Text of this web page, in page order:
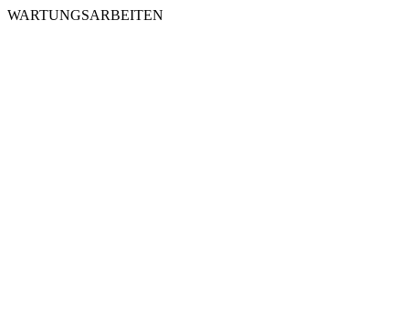
WARTUNGSARBEITEN